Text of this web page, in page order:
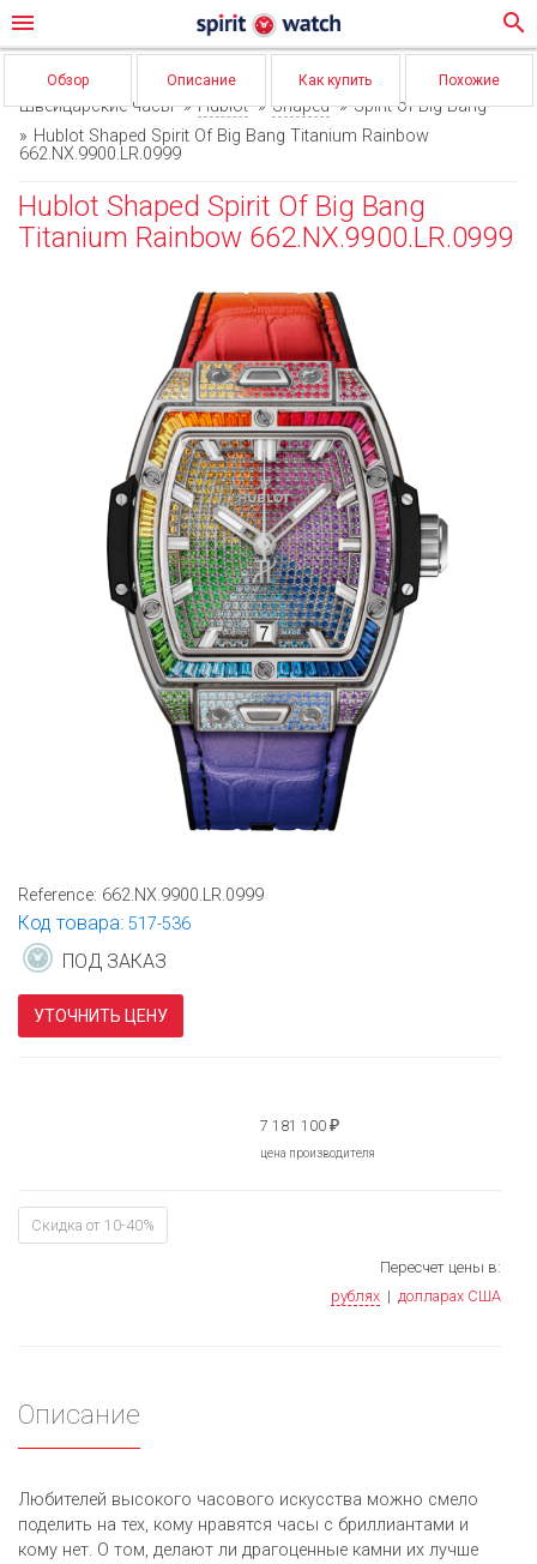
menu search
Обзор Описание Как купить Похожие
Швейцарские часы Hublot Shaped
Spirit of Big Bang
Hublot Shaped Spirit Of Big Bang Titanium Rainbow
662.NX.9900.LR.0999
Hublot Shaped Spirit Of Big Bang
Titanium Rainbow 662.NX.9900.LR.0999
Reference: 662.NX.9900.LR.0999
Код товара: 517-536
ПОД ЗАКАЗ
УТОЧНИТЬ ЦЕНУ
7 181 100 ₽
цена производителя
Скидка от 10-40%
Пересчет цены в:
рублях | долларах США
Описание
Любителей высокого часового искусства можно смело
поделить на тех, кому нравятся часы с бриллиантами и
кому нет. О том, делают ли драгоценные камни их лучше